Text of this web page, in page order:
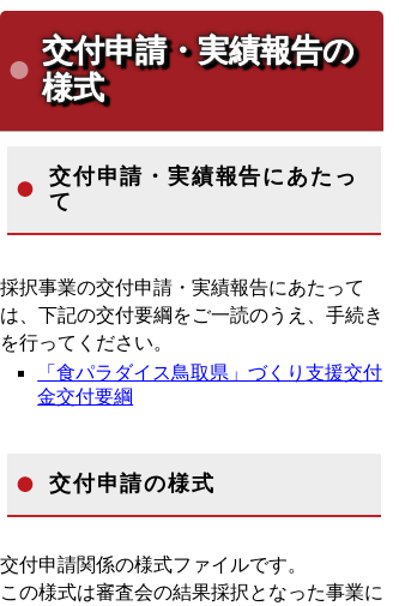
交付申請・実績報告の
様式
交付申請・実績報告にあたっ
て
採択事業の交付申請・実績報告にあたって
は、下記の交付要綱をご一読のうえ、手続き
を行ってください。
「食パラダイス鳥取県」づくり支援交付
金交付要綱
交付申請の様式
交付申請関係の様式ファイルです。
この様式は審査会の結果採択となった事業に